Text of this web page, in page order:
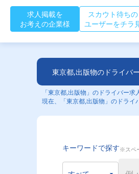
求人掲載を
お考えの企業様
スカウト待ちの
ユーザーをチラ
東京都,出版物のドライバ
「東京都,出版物」のドライバー
現在、「東京都,出版物」のドライ
キーワードで探す※スペ